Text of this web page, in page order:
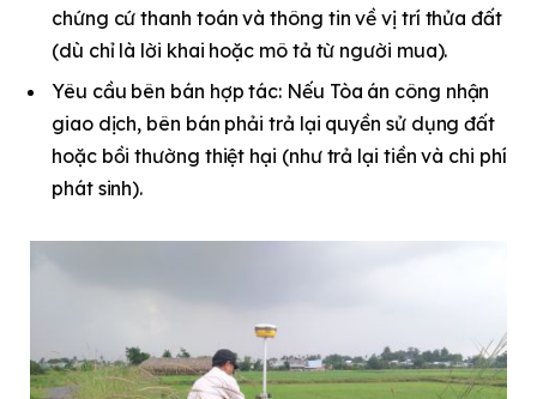
chứng cứ thanh toán và thông tin về vị trí thửa đất
(dù chỉ là lời khai hoặc mô tả từ người mua).
Yêu cầu bên bán hợp tác: Nếu Tòa án công nhận
giao dịch, bên bán phải trả lại quyền sử dụng đất
hoặc bồi thường thiệt hại (như trả lại tiền và chi phí
phát sinh).